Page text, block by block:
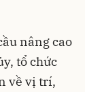
nâng cao
tổ chức
về vị trí,